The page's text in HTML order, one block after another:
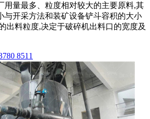
用量最多、粒度相对较大的主要原料,其
与开采方法和装矿设备铲斗容积的大小
出料粒度,决定于破碎机出料口的宽度及
8511